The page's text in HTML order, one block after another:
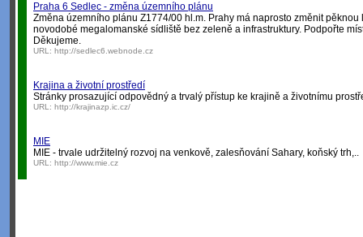
Praha 6 Sedlec - změna územního plánu
Změna územního plánu Z1774/00 hl.m. Prahy má naprosto změnit
novodobé megalomanské sídliště bez zeleně a infrastruktury. Podpořte
Děkujeme.
URL: http://sedlec6.webnode.cz
Krajina a životní prostředí
Stránky prosazující odpovědný a trvalý přístup ke krajině a životnímu
URL: http://krajinazp.ic.cz/
MIE
MIE - trvale udržitelný rozvoj na venkově, zalesňování Sahary, koňský trh,..
URL: http://www.mie.cz